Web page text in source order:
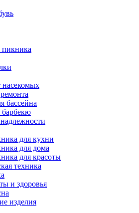
насекомых
бассейна
для кухни
для дома
для красоты
техника
и здоровья
изделия